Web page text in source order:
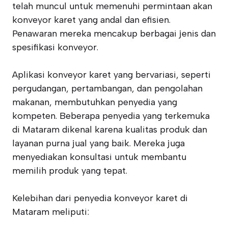
telah muncul untuk memenuhi permintaan akan
konveyor karet yang andal dan efisien.
Penawaran mereka mencakup berbagai jenis dan
spesifikasi konveyor.
Aplikasi konveyor karet yang bervariasi, seperti
pergudangan, pertambangan, dan pengolahan
makanan, membutuhkan penyedia yang
kompeten. Beberapa penyedia yang terkemuka
di Mataram dikenal karena kualitas produk dan
layanan purna jual yang baik. Mereka juga
menyediakan konsultasi untuk membantu
memilih produk yang tepat.
Kelebihan dari penyedia konveyor karet di
Mataram meliputi: